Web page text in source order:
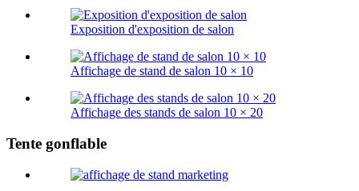
Exposition d'exposition de salon
Affichage de stand de salon 10 × 10
Affichage des stands de salon 10 × 20
Tente gonflable